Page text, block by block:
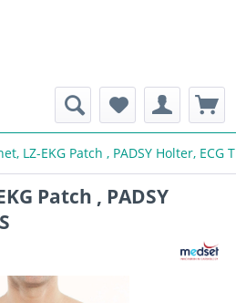
LZ-EKG Patch , PADSY Holter, ECG
Patch , PADSY